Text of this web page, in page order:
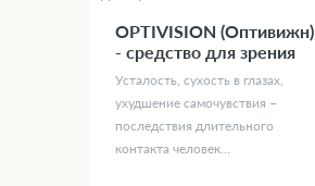
OPTIVISION (Оптивижн)
- средство для зрения
Усталость, сухость в глазах,
ухудшение самочувствия –
последствия длительного
контакта человек...